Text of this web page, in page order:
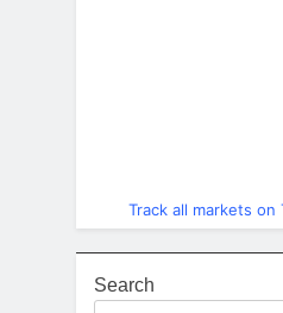
Track all markets on
Search